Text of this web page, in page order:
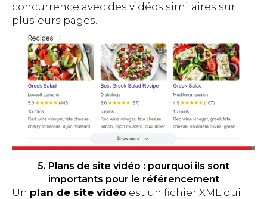
concurrence avec des vidéos similaires sur
plusieurs pages.
5. Plans de site vidéo : pourquoi ils sont
importants pour le référencement
Un plan de site vidéo est un fichier XML qui